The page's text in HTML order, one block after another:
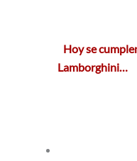
Hoy se
Lamborghini…